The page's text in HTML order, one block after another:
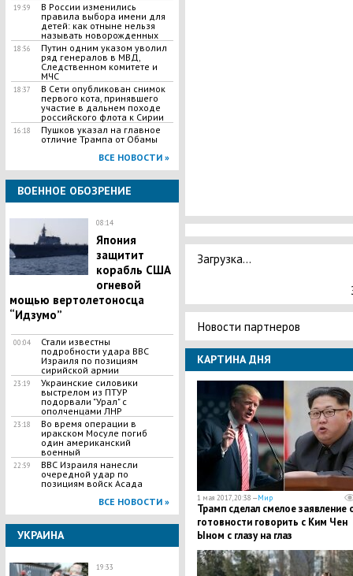
19:59
В России изменились
правила выбора имени для
детей: как отныне нельзя
называть новорожденных
18:56
Путин одним указом уволил
ряд генералов в МВД,
Следственном комитете и
МЧС
18:37
В Сети опубликован снимок
первого кота, принявшего
участие в дальнем походе
российского флота к Сирии
16:18
Пушков указал на главное
отличие Трампа от Обамы
ВСЕ НОВОСТИ »
ВОЕННОЕ ОБОЗРЕНИЕ
08:14
Япония
защитит
корабль США
огневой
мощью вертолетоносца
“Идзумо”
00:04
Стали известны
подробности удара ВВС
Израиля по позициям
сирийской армии
23:19
Украинские силовики
выстрелом из ПТУР
подорвали "Урал" с
ополченцами ЛНР
23:18
Во время операции в
иракском Мосуле погиб
один американский
военный
22:59
ВВС Израиля нанесли
очередной удар по
позициям войск Асада
ВСЕ НОВОСТИ »
УКРАИНА
19:33
Загрузка...
Новости партнеров
КАРТИНА ДНЯ
1 мая 2017, 20:38 —Мир
Трамп сделал смелое заявление
готовности говорить с Ким Чен
Ыном с глазу на глаз